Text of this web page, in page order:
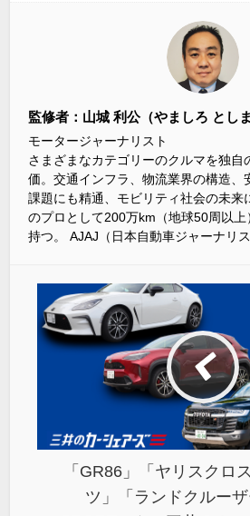
監修者：山城 利公（やましろ としま
モータージャーナリスト
さまざまなカテゴリーのクルマを独自
価。交通インフラ、物流業界の構造、
課題にも精通、モビリティ社会の未来
のプロとして200万km（地球50周以
持つ。 AJAJ（日本自動車ジャーナリ
「GR86」「ヤリスク
ツ」「ランドクルー